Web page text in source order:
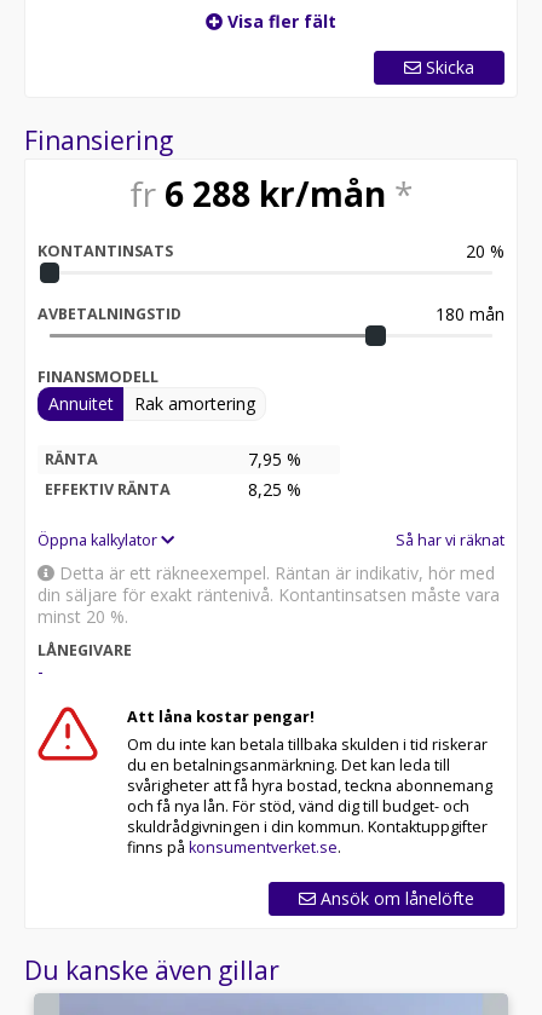
Visa fler fält
Skicka
Finansiering
fr 6 288 kr/mån *
KONTANTINSATS 20 %
AVBETALNINGSTID 180 mån
FINANSMODELL
Annuitet Rak amortering
RÄNTA 7,95 %
EFFEKTIV RÄNTA 8,25 %
Öppna kalkylator Så har vi räknat
Detta är ett räkneexempel. Räntan är indikativ, hör med
din säljare för exakt räntenivå. Kontantinsatsen måste vara
minst 20 %.
LÅNEGIVARE
-
Att låna kostar pengar!
Om du inte kan betala tillbaka skulden i tid riskerar
du en betalningsanmärkning. Det kan leda till
svårigheter att få hyra bostad, teckna abonnemang
och få nya lån. För stöd, vänd dig till budget- och
skuldrådgivningen i din kommun. Kontaktuppgifter
finns på konsumentverket.se.
Ansök om lånelöfte
Du kanske även gillar